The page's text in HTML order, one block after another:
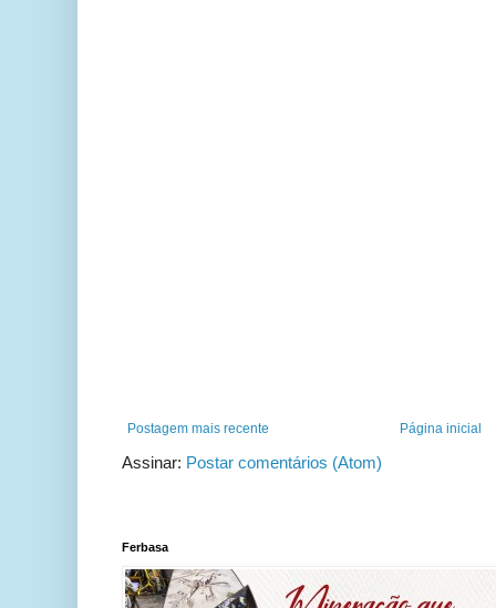
Postagem mais recente Página inicial
Assinar: Postar comentários (Atom)
Ferbasa